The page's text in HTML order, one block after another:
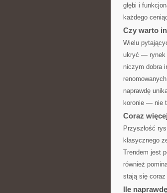
głębi i
każdego
Czy warto
Wielu
ukryć — rynek
niczym dobra
naprawdę
koronie — nie
Coraz
Przyszłość
klasycznego
Trendem jest
również
stają się coraz
Ile